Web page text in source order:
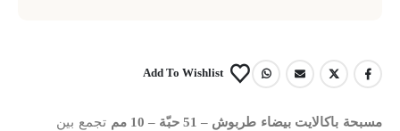
Add To Wishlist
مسبحة باكالايت بيضاء طربوش – 51 حبّة – 10 مم
تجمع بين